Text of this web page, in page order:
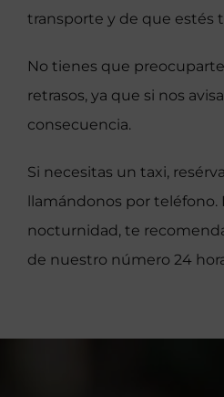
transporte y de que estés
No tienes que
retrasos, ya que si nos
consecuencia.
Si necesitas un taxi,
llamándonos por teléfono.
nocturnidad, te
de nuestro número 24